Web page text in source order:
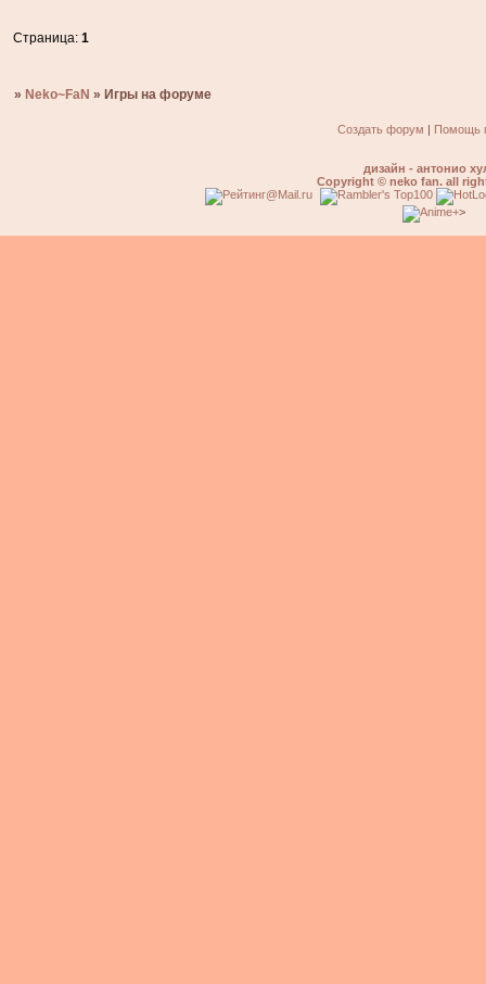
Страница:1
» Neko~FaN » Игры на форуме
Создать форум | Помощь
дизайн - антонио
Copyright © neko fan. all
>